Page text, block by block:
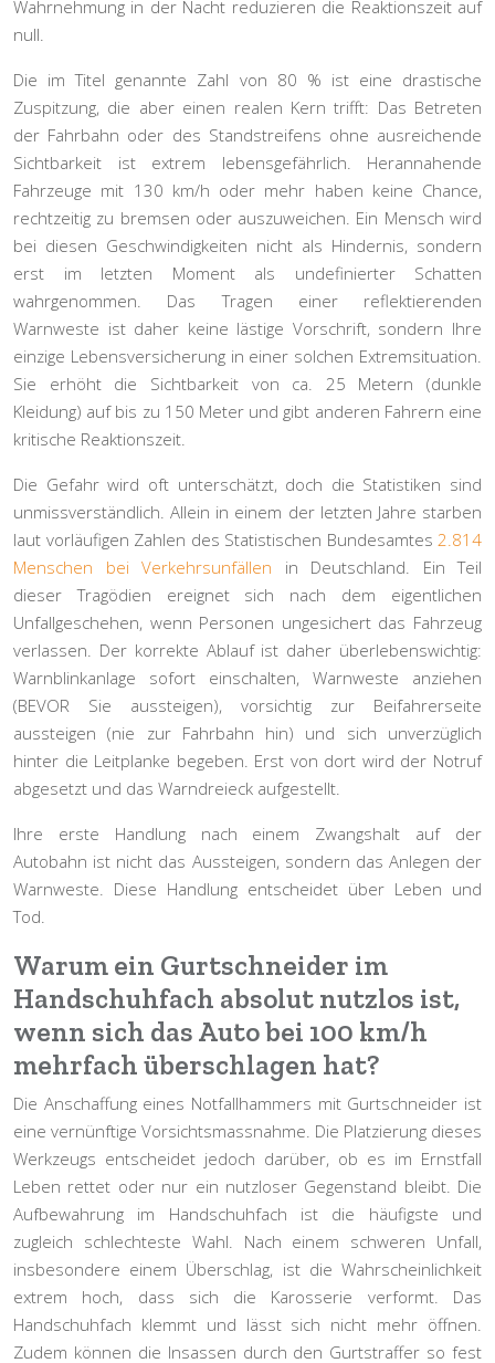
Wahrnehmung in der Nacht reduzieren die Reaktionszeit auf
null.
Die im Titel genannte Zahl von 80 % ist eine drastische
Zuspitzung, die aber einen realen Kern trifft: Das Betreten
der Fahrbahn oder des Standstreifens ohne ausreichende
Sichtbarkeit ist extrem lebensgefährlich. Herannahende
Fahrzeuge mit 130 km/h oder mehr haben keine Chance,
rechtzeitig zu bremsen oder auszuweichen. Ein Mensch wird
bei diesen Geschwindigkeiten nicht als Hindernis, sondern
erst im letzten Moment als undefinierter Schatten
wahrgenommen. Das Tragen einer reflektierenden
Warnweste ist daher keine lästige Vorschrift, sondern Ihre
einzige Lebensversicherung in einer solchen Extremsituation.
Sie erhöht die Sichtbarkeit von ca. 25 Metern (dunkle
Kleidung) auf bis zu 150 Meter und gibt anderen Fahrern eine
kritische Reaktionszeit.
Die Gefahr wird oft unterschätzt, doch die Statistiken sind
unmissverständlich. Allein in einem der letzten Jahre starben
laut vorläufigen Zahlen des Statistischen Bundesamtes 2.814
Menschen bei Verkehrsunfällen in Deutschland. Ein Teil
dieser Tragödien ereignet sich nach dem eigentlichen
Unfallgeschehen, wenn Personen ungesichert das Fahrzeug
verlassen. Der korrekte Ablauf ist daher überlebenswichtig:
Warnblinkanlage sofort einschalten, Warnweste anziehen
(BEVOR Sie aussteigen), vorsichtig zur Beifahrerseite
aussteigen (nie zur Fahrbahn hin) und sich unverzüglich
hinter die Leitplanke begeben. Erst von dort wird der Notruf
abgesetzt und das Warndreieck aufgestellt.
Ihre erste Handlung nach einem Zwangshalt auf der
Autobahn ist nicht das Aussteigen, sondern das Anlegen der
Warnweste. Diese Handlung entscheidet über Leben und
Tod.
Warum ein Gurtschneider im
Handschuhfach absolut nutzlos ist,
wenn sich das Auto bei 100 km/h
mehrfach überschlagen hat?
Die Anschaffung eines Notfallhammers mit Gurtschneider ist
eine vernünftige Vorsichtsmassnahme. Die Platzierung dieses
Werkzeugs entscheidet jedoch darüber, ob es im Ernstfall
Leben rettet oder nur ein nutzloser Gegenstand bleibt. Die
Aufbewahrung im Handschuhfach ist die häufigste und
zugleich schlechteste Wahl. Nach einem schweren Unfall,
insbesondere einem Überschlag, ist die Wahrscheinlichkeit
extrem hoch, dass sich die Karosserie verformt. Das
Handschuhfach klemmt und lässt sich nicht mehr öffnen.
Zudem können die Insassen durch den Gurtstraffer so fest